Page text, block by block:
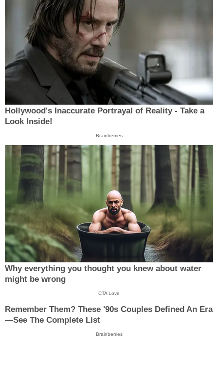
Hollywood's Inaccurate Portrayal of Reality - Take a
Look Inside!
Brainberries
Why everything you thought you knew about water
might be wrong
CTA Love
Remember Them? These '90s Couples Defined An Era
—See The Complete List
Brainberries